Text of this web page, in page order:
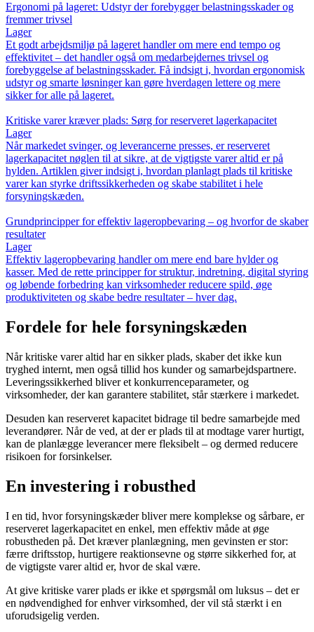
Ergonomi på lageret: Udstyr der forebygger belastningsskader og
fremmer trivsel
Lager
Et godt arbejdsmiljø på lageret handler om mere end tempo og
effektivitet – det handler også om medarbejdernes trivsel og
forebyggelse af belastningsskader. Få indsigt i, hvordan ergonomisk
udstyr og smarte løsninger kan gøre hverdagen lettere og mere
sikker for alle på lageret.
Kritiske varer kræver plads: Sørg for reserveret lagerkapacitet
Lager
Når markedet svinger, og leverancerne presses, er reserveret
lagerkapacitet nøglen til at sikre, at de vigtigste varer altid er på
hylden. Artiklen giver indsigt i, hvordan planlagt plads til kritiske
varer kan styrke driftssikkerheden og skabe stabilitet i hele
forsyningskæden.
Grundprincipper for effektiv lageropbevaring – og hvorfor de skaber
resultater
Lager
Effektiv lageropbevaring handler om mere end bare hylder og
kasser. Med de rette principper for struktur, indretning, digital styring
og løbende forbedring kan virksomheder reducere spild, øge
produktiviteten og skabe bedre resultater – hver dag.
Fordele for hele forsyningskæden
Når kritiske varer altid har en sikker plads, skaber det ikke kun
tryghed internt, men også tillid hos kunder og samarbejdspartnere.
Leveringssikkerhed bliver et konkurrenceparameter, og
virksomheder, der kan garantere stabilitet, står stærkere i markedet.
Desuden kan reserveret kapacitet bidrage til bedre samarbejde med
leverandører. Når de ved, at der er plads til at modtage varer hurtigt,
kan de planlægge leverancer mere fleksibelt – og dermed reducere
risikoen for forsinkelser.
En investering i robusthed
I en tid, hvor forsyningskæder bliver mere komplekse og sårbare, er
reserveret lagerkapacitet en enkel, men effektiv måde at øge
robustheden på. Det kræver planlægning, men gevinsten er stor:
færre driftsstop, hurtigere reaktionsevne og større sikkerhed for, at
de vigtigste varer altid er, hvor de skal være.
At give kritiske varer plads er ikke et spørgsmål om luksus – det er
en nødvendighed for enhver virksomhed, der vil stå stærkt i en
uforudsigelig verden.